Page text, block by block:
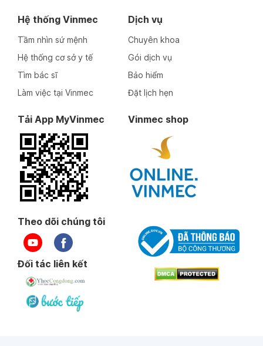
Hệ thống Vinmec
Tầm nhìn sứ mệnh
Hệ thống cơ sở y tế
Tìm bác sĩ
Làm việc tại Vinmec
Dịch vụ
Chuyên khoa
Gói dịch vụ
Bảo hiểm
Đặt lịch hẹn
Tải App MyVinmec Vinmec shop
Theo dõi chúng tôi
Đối tác liên kết